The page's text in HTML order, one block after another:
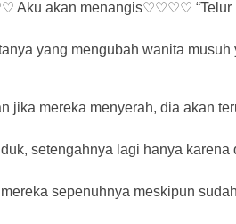
Aku akan menangis♡♡♡♡
yang mengubah wanita
jika mereka menyerah, dia akan
setengahnya lagi hanya karena
sepenuhnya meskipun